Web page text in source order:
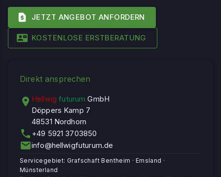
JETZT ANGEBOT ANFORDERN
KOSTENLOSE ERSTBERATUNG
Direkt ansprechen
Hellwig futurum GmbH
Döppers Kamp 7
48531 Nordhorn
+49 5921 3703850
info@hellwigfuturum.de
Servicegebiet: Grafschaft Bentheim · Emsland ·
Münsterland